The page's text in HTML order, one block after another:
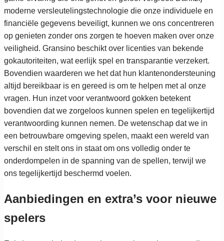
moderne versleutelingstechnologie die onze individuele en
financiële gegevens beveiligt, kunnen we ons concentreren
op genieten zonder ons zorgen te hoeven maken over onze
veiligheid. Gransino beschikt over licenties van bekende
gokautoriteiten, wat eerlijk spel en transparantie verzekert.
Bovendien waarderen we het dat hun klantenondersteuning
altijd bereikbaar is en gereed is om te helpen met al onze
vragen. Hun inzet voor verantwoord gokken betekent
bovendien dat we zorgeloos kunnen spelen en tegelijkertijd
verantwoording kunnen nemen. De wetenschap dat we in
een betrouwbare omgeving spelen, maakt een wereld van
verschil en stelt ons in staat om ons volledig onder te
onderdompelen in de spanning van de spellen, terwijl we
ons tegelijkertijd beschermd voelen.
Aanbiedingen en extra’s voor nieuwe
spelers